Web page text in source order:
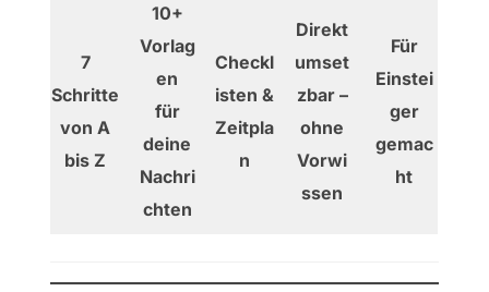
7
Schritte
von A
bis Z
10+
Vorlag
en
für
deine
Nachri
chten
Checkl
isten &
Zeitpla
n
Direkt
umset
zbar –
ohne
Vorwi
ssen
Für
Einstei
ger
gemac
ht